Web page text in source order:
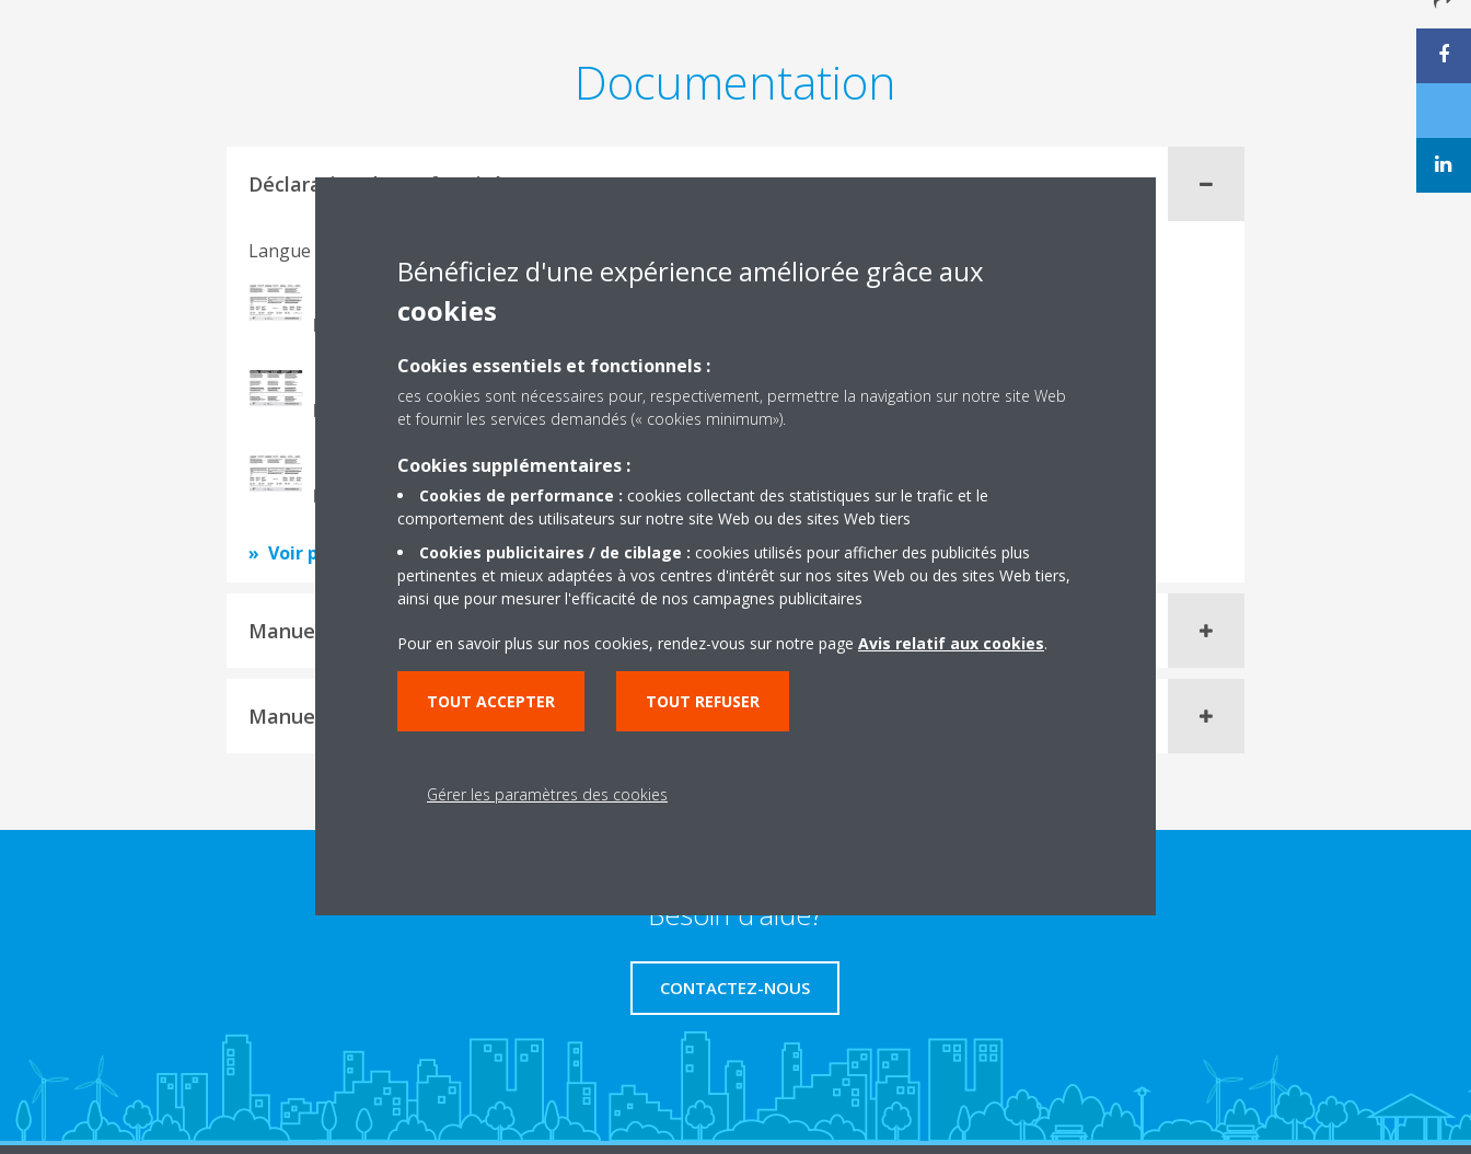
Documentation
Déclaration de conformité
Langue du document
FAA-A_RoHS Declaration of Conformity_3P481751-1M
PDF | 716.60KB
PDF | 257.71KB
FAA71-100A_3P481751-1_RoHS Declaration of Conformity
PDF | 265.44KB
Voir plus
Manuels d'installation
Manuels d'utilisation
Besoin d'aide?
CONTACTEZ-NOUS
Bénéficiez d'une expérience améliorée grâce aux
cookies
Cookies essentiels et fonctionnels :
ces cookies sont nécessaires pour, respectivement, permettre la navigation sur notre site Web
et fournir les services demandés (« cookies minimum»).
Cookies supplémentaires :
Cookies de performance : cookies collectant des statistiques sur le trafic et le
comportement des utilisateurs sur notre site Web ou des sites Web tiers
Cookies publicitaires / de ciblage : cookies utilisés pour afficher des publicités plus
pertinentes et mieux adaptées à vos centres d'intérêt sur nos sites Web ou des sites Web tiers,
ainsi que pour mesurer l'efficacité de nos campagnes publicitaires
Pour en savoir plus sur nos cookies, rendez-vous sur notre page Avis relatif aux cookies.
TOUT ACCEPTER TOUT REFUSER
Gérer les paramètres des cookies